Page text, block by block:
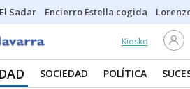
Sadar Encierro Estella cogida
Kiosko
SOCIEDAD POLÍTICA